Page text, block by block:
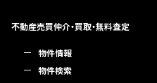
不動産売買仲介・買取・無料査定
物件情報
物件検索